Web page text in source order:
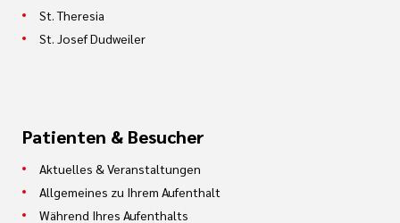
St. Theresia
St. Josef Dudweiler
Patienten & Besucher
Aktuelles & Veranstaltungen
Allgemeines zu Ihrem Aufenthalt
Während Ihres Aufenthalts